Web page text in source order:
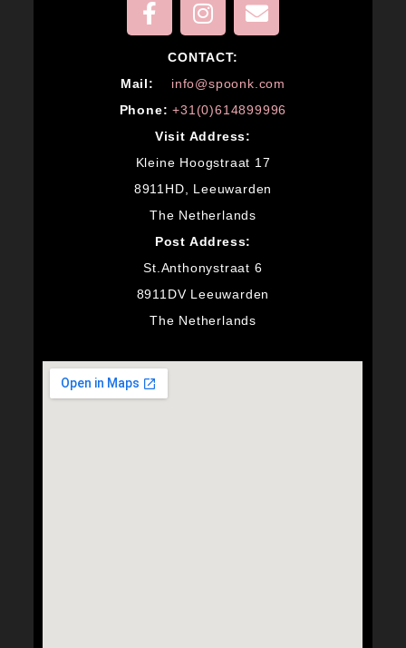
CONTACT:
Mail:
info@spoonk.com
Phone: +31(0)614899996
Visit Address:
Kleine Hoogstraat 17
8911HD, Leeuwarden
The Netherlands
Post Address:
St.Anthonystraat 6
8911DV Leeuwarden
The Netherlands